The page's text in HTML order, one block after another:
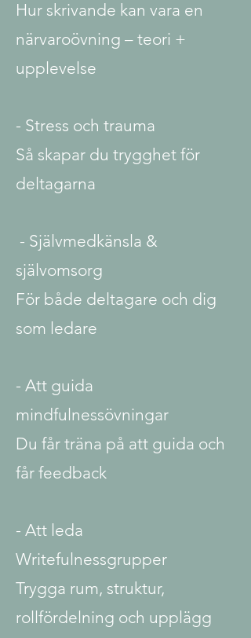
Hur skrivande kan vara en
närvaroövning – teori +
upplevelse
- Stress och trauma
Så skapar du trygghet för
deltagarna
- Självmedkänsla &
självomsorg
För både deltagare och dig
som ledare
- Att guida
mindfulnessövningar
Du får träna på att guida och
får feedback
- Att leda
Writefulnessgrupper
Trygga rum, struktur,
rollfördelning och upplägg